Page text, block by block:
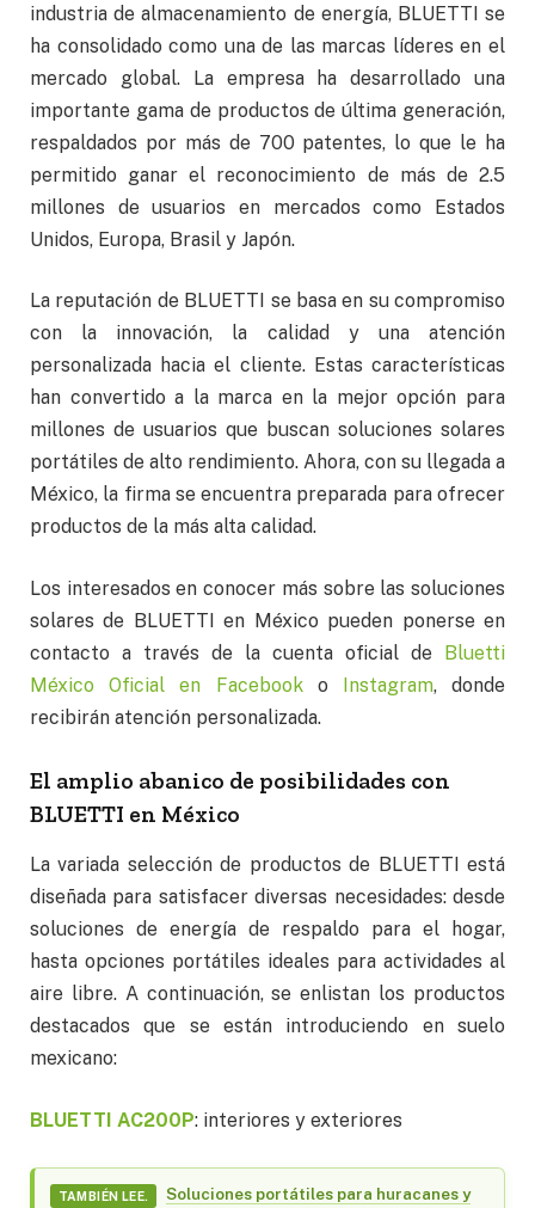
industria de almacenamiento de energía, BLUETTI se
ha consolidado como una de las marcas líderes en el
mercado global. La empresa ha desarrollado una
importante gama de productos de última generación,
respaldados por más de 700 patentes, lo que le ha
permitido ganar el reconocimiento de más de 2.5
millones de usuarios en mercados como Estados
Unidos, Europa, Brasil y Japón.
La reputación de BLUETTI se basa en su compromiso
con la innovación, la calidad y una atención
personalizada hacia el cliente. Estas características
han convertido a la marca en la mejor opción para
millones de usuarios que buscan soluciones solares
portátiles de alto rendimiento. Ahora, con su llegada a
México, la firma se encuentra preparada para ofrecer
productos de la más alta calidad.
Los interesados en conocer más sobre las soluciones
solares de BLUETTI en México pueden ponerse en
contacto a través de la cuenta oficial de Bluetti
México Oficial en Facebooko Instagram, donde
recibirán atención personalizada.
El amplio abanico de posibilidades con
BLUETTI en México
La variada selección de productos de BLUETTI está
diseñada para satisfacer diversas necesidades: desde
soluciones de energía de respaldo para el hogar,
hasta opciones portátiles ideales para actividades al
aire libre. A continuación, se enlistan los productos
destacados que se están introduciendo en suelo
mexicano:
BLUETTI AC200P: interiores y exteriores
TAMBIÉN LEE.
Soluciones portátiles para huracanes y